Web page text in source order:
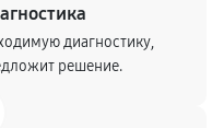
диагностику,
решение.